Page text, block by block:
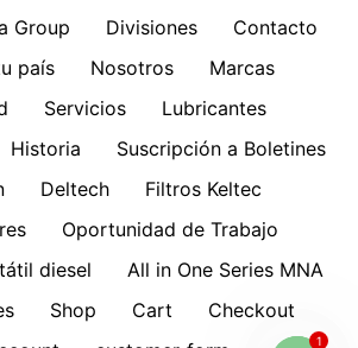
Group Divisiones
Contacto
país
Nosotros
Marcas
Servicios
Lubricantes
Historia
Suscripción a Boletines
Deltech
Filtros Keltec
Oportunidad de Trabajo
diesel
All in One Series MNA
Shop Cart
Checkout
1